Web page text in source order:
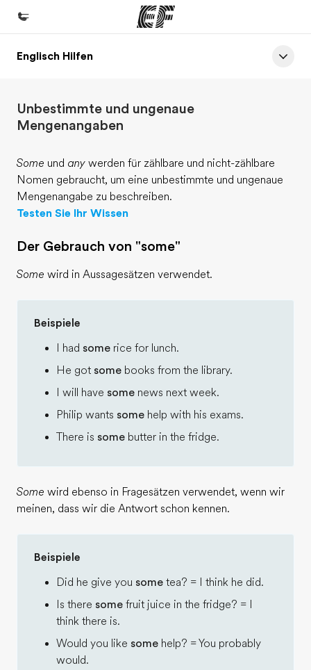
Home
Programme
Büros
Büros in der Nähe
Über uns
Wer wir sind
Karriere
Englisch Hilfen
Unbestimmte und ungenaue
Mengenangaben
Some und any werden für zählbare und nicht-zählbare
Nomen gebraucht, um eine unbestimmte und ungenaue
Mengenangabe zu beschreiben.
Testen Sie Ihr Wissen
Der Gebrauch von "some"
Some wird in Aussagesätzen verwendet.
Beispiele
I had some rice for lunch.
He got some books from the library.
I will have some news next week.
Philip wants some help with his exams.
There is some butter in the fridge.
Some wird ebenso in Fragesätzen verwendet, wenn wir
meinen, dass wir die Antwort schon kennen.
Beispiele
Did he give you some tea? = I think he did.
Is there some fruit juice in the fridge? = I
think there is.
Would you like some help? = You probably
would.